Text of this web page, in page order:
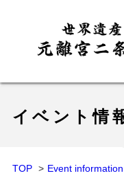
イベント情
TOP Event information